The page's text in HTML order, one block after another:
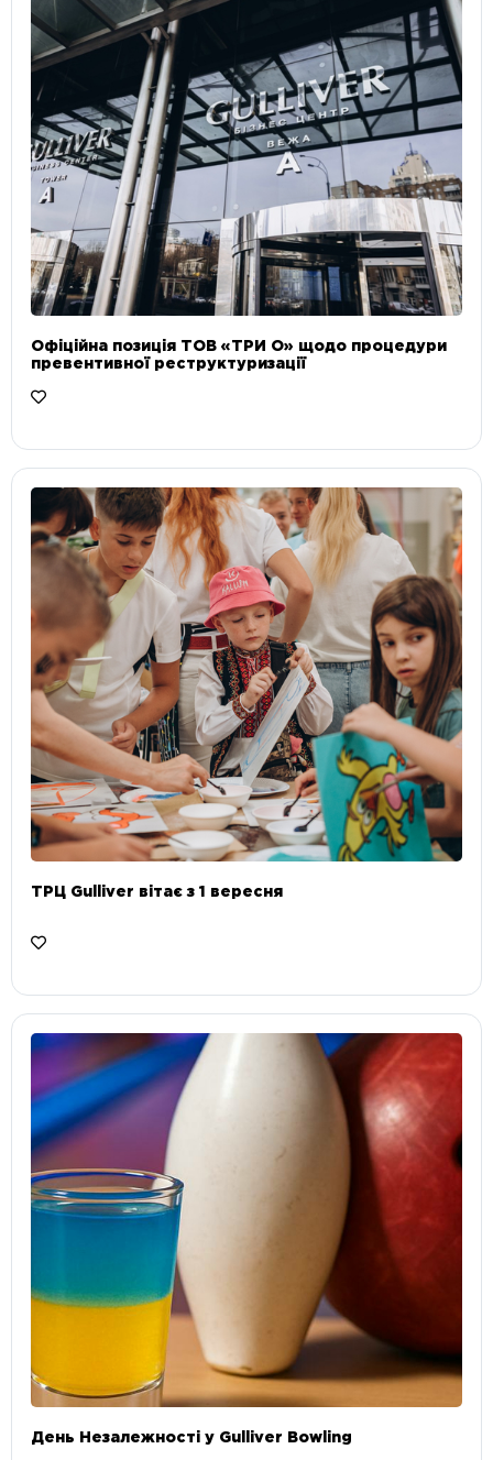
Офіційна позиція ТОВ «ТРИ О» щодо процедури
превентивної реструктуризації
ТРЦ Gulliver вітає з 1 вересня
День Незалежності у Gulliver Bowling